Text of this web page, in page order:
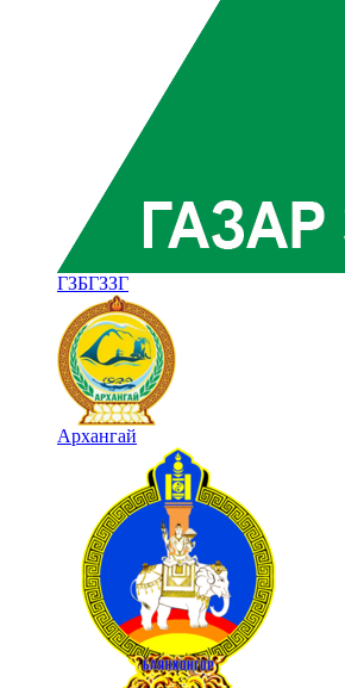
ГЗБГЗЗГ
Архангай